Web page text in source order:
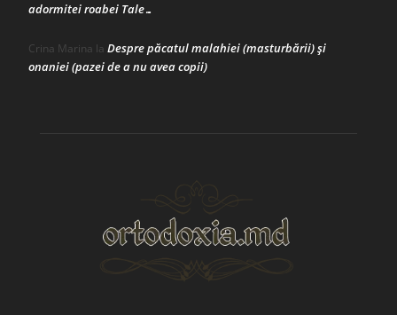
adormitei roabei Tale…
Crina Marina la Despre păcatul malahiei (masturbării) şi
onaniei (pazei de a nu avea copii)